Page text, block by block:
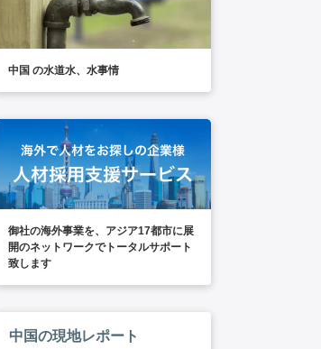
中国 の水道水、水事情
御社の海外事業を、アジア17都市に展
開のネットワークでトータルサポート
致します
中国の現地レポート